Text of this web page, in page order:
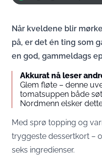
Når kveldene blir
på, er det én ting som
en god, gammeldags
Akkurat nå leser
Glem fløte – denne
tomatsuppen både
Nordmenn elsker
Med sprø topping og
tryggeste dessertkort –
seks ingredienser.